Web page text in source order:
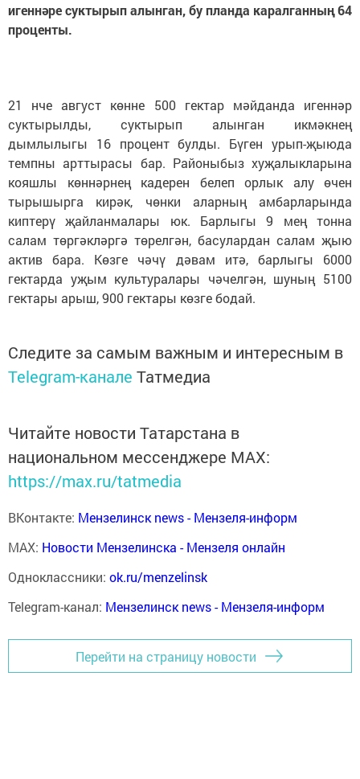
игеннәре суктырып алынган, бу планда каралганның 64
проценты.
21 нче август көнне 500 гектар мәйданда игеннәр
суктырылды, суктырып алынган икмәкнең
дымлылыгы 16 процент булды. Бүген урып-җыюда
темпны арттырасы бар. Районыбыз хуҗалыкларына
кояшлы көннәрнең кадерен белеп орлык алу өчен
тырышырга кирәк, чөнки аларның амбарларында
киптерү җайланмалары юк. Барлыгы 9 мең тонна
салам төргәкләргә төрелгән, басулардан салам җыю
актив бара. Көзге чәчү дәвам итә, барлыгы 6000
гектарда уҗым культуралары чәчелгән, шуның 5100
гектары арыш, 900 гектары көзге бодай.
Следите за самым важным и интересным в
Telegram-канале Татмедиа
Читайте новости Татарстана в
национальном мессенджере MАХ:
https://max.ru/tatmedia
ВКонтакте: Мензелинск news - Мензеля-информ
MAX: Новости Мензелинска - Мензеля онлайн
Одноклассники: ok.ru/menzelinsk
Telegram-канал: Мензелинск news - Мензеля-информ
Перейти на страницу новости